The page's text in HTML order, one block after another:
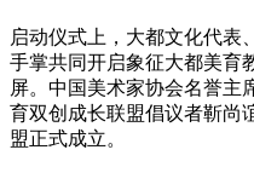
启动仪式上，大都文化代表
手掌共同开启象征大都美育
屏。中国美术家协会名誉主
育双创成长联盟倡议者靳尚
盟正式成立。